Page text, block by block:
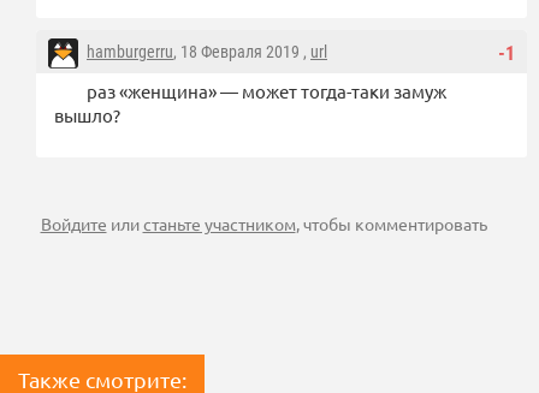
-1
hamburgerru, 18 Февраля 2019 , url
раз «женщина» — может тогда-таки замуж
вышло?
Войдите илистаньте участником , чтобы комментировать
Также смотрите: